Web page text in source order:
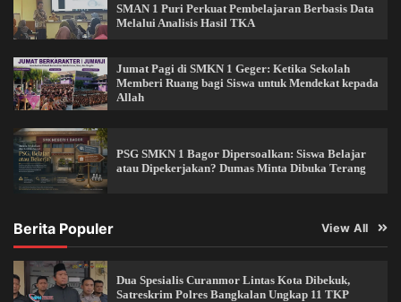
SMAN 1 Puri Perkuat Pembelajaran Berbasis Data
Melalui Analisis Hasil TKA
Jumat Pagi di SMKN 1 Geger: Ketika Sekolah
Memberi Ruang bagi Siswa untuk Mendekat kepada
Allah
PSG SMKN 1 Bagor Dipersoalkan: Siswa Belajar
atau Dipekerjakan? Dumas Minta Dibuka Terang
Berita Populer View All
Dua Spesialis Curanmor Lintas Kota Dibekuk,
Satreskrim Polres Bangkalan Ungkap 11 TKP